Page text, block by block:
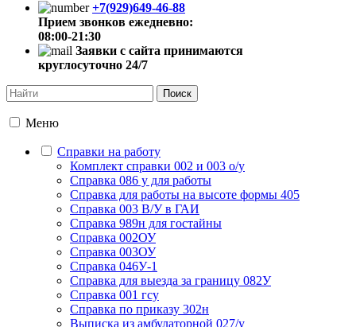
+7(929)649-46-88
Прием звонков ежедневно:
08:00-21:30
Заявки с сайта принимаются
круглосуточно 24/7
Меню
Справки на работу
Комплект справки 002 и 003 о/у
Справка 086 у для работы
Справка для работы на высоте формы 405
Справка 003 В/У в ГАИ
Справка 989н для гостайны
Справка 002ОУ
Справка 003ОУ
Справка 046У-1
Справка для выезда за границу 082У
Справка 001 гсу
Справка по приказу 302н
Выписка из амбулаторной 027/у